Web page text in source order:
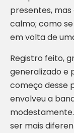
presentes,
calmo; como
em volta de
Registro feito,
generalizado e
começo desse
envolveu a
ser mais